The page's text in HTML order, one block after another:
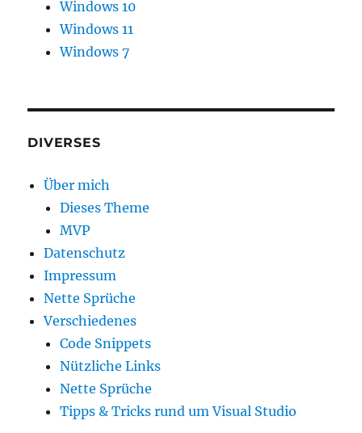
Windows 10
Windows 11
Windows 7
DIVERSES
Über mich
Dieses Theme
MVP
Datenschutz
Impressum
Nette Sprüche
Verschiedenes
Code Snippets
Nützliche Links
Nette Sprüche
Tipps & Tricks rund um Visual Studio